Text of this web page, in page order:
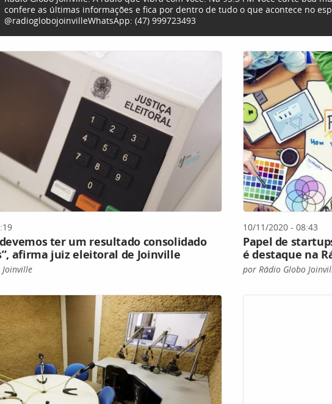
confere as últimas informações e fica por dentro de tudo o que acontece no
@radioglobojoinvilleWhatsApp: (47) 999723493
ter um resultado consolidado
afirma juiz eleitoral de Joinville
10/11/2020 - 08:43
Papel de
é destaque na
por Rádio Globo